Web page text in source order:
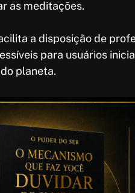
as meditações.
a disposição de
para usuários
planeta.